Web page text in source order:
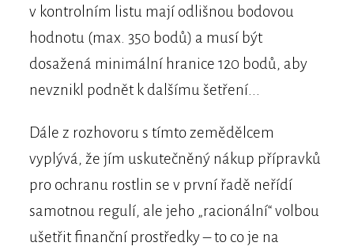
v kontrolním listu mají odlišnou bodovou
hodnotu (max. 350 bodů) a musí být
dosažená minimální hranice 120 bodů, aby
nevznikl podnět k dalšímu šetření...
Dále z rozhovoru s tímto zemědělcem
vyplývá, že jím uskutečněný nákup přípravků
pro ochranu rostlin se v první řadě neřídí
samotnou regulí, ale jeho „racionální“ volbou
ušetřit finanční prostředky – to co je na